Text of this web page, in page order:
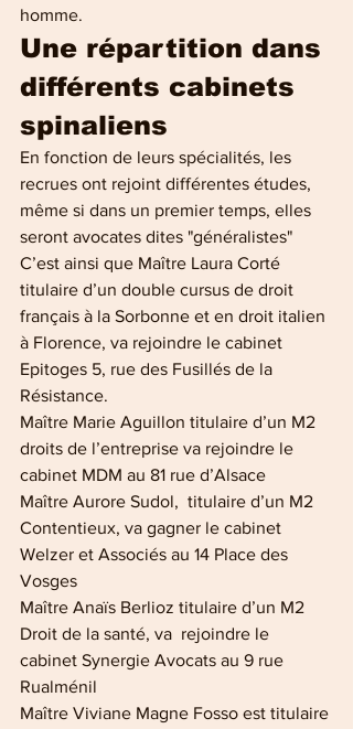
homme.
Une répartition dans
différents cabinets
spinaliens
En fonction de leurs spécialités, les
recrues ont rejoint différentes études,
même si dans un premier temps, elles
seront avocates dites "généralistes"
C’est ainsi que Maître Laura Corté
titulaire d’un double cursus de droit
français à la Sorbonne et en droit italien
à Florence, va rejoindre le cabinet
Epitoges 5, rue des Fusillés de la
Résistance.
Maître Marie Aguillon titulaire d’un M2
droits de l’entreprise va rejoindre le
cabinet MDM au 81 rue d’Alsace
Maître Aurore Sudol,  titulaire d’un M2
Contentieux, va gagner le cabinet
Welzer et Associés au 14 Place des
Vosges
Maître Anaïs Berlioz titulaire d’un M2
Droit de la santé, va  rejoindre le
cabinet Synergie Avocats au 9 rue
Rualménil
Maître Viviane Magne Fosso est titulaire